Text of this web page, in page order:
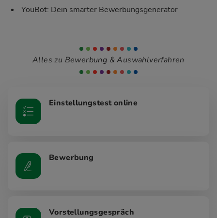
YouBot: Dein smarter Bewerbungsgenerator
Alles zu Bewerbung & Auswahlverfahren
Einstellungstest online
Bewerbung
Vorstellungsgespräch